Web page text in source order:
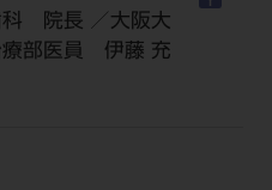
院長 ／大阪大
部医員 伊藤 充